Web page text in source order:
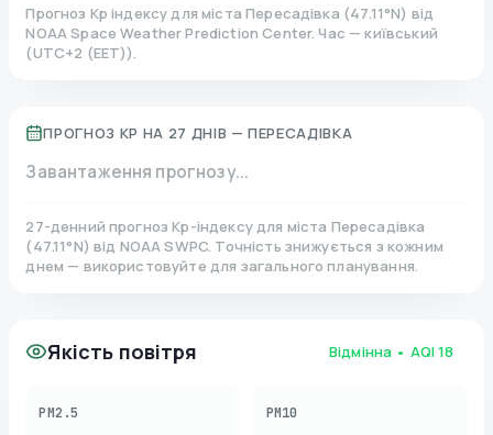
Прогноз Kp індексу для міста Пересадівка (47.11°N) від
NOAA Space Weather Prediction Center. Час — київський
(UTC+2 (EET)).
ПРОГНОЗ KP НА 27 ДНІВ — ПЕРЕСАДІВКА
Завантаження прогнозу...
27-денний прогноз Kp-індексу для міста Пересадівка
(47.11°N)від NOAA SWPC. Точність знижується з кожним
днем — використовуйте для загального планування.
Якість повітря Відмінна • AQI18
PM2.5 PM10